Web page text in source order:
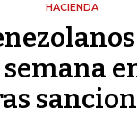
HACIENDA